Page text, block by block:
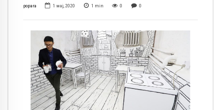
popara 1 мај, 2020 1 min 0 0